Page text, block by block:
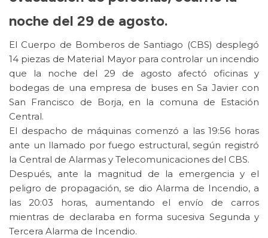
noche del 29 de agosto.
El Cuerpo de Bomberos de Santiago (CBS) desplegó
14 piezas de Material Mayor para controlar un incendio
que la noche del 29 de agosto afectó oficinas y
bodegas de una empresa de buses en Sa Javier con
San Francisco de Borja, en la comuna de Estación
Central.
El despacho de máquinas comenzó a las 19:56 horas
ante un llamado por fuego estructural, según registró
la Central de Alarmas y Telecomunicaciones del CBS.
Después, ante la magnitud de la emergencia y el
peligro de propagación, se dio Alarma de Incendio, a
las 20:03 horas, aumentando el envío de carros
mientras de declaraba en forma sucesiva Segunda y
Tercera Alarma de Incendio.